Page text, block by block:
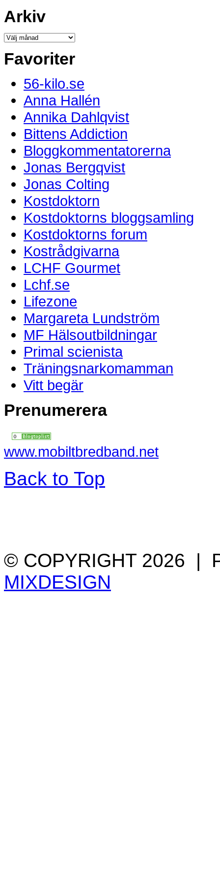
Arkiv
Favoriter
56-kilo.se
Anna Hallén
Annika Dahlqvist
Bittens Addiction
Bloggkommentatorerna
Jonas Bergqvist
Jonas Colting
Kostdoktorn
Kostdoktorns bloggsamling
Kostdoktorns forum
Kostrådgivarna
LCHF Gourmet
Lchf.se
Lifezone
Margareta Lundström
MF Hälsoutbildningar
Primal scienista
Träningsnarkomamman
Vitt begär
Prenumerera
www.mobiltbredband.net
Back to Top
© COPYRIGHT 2026 |
MIXDESIGN